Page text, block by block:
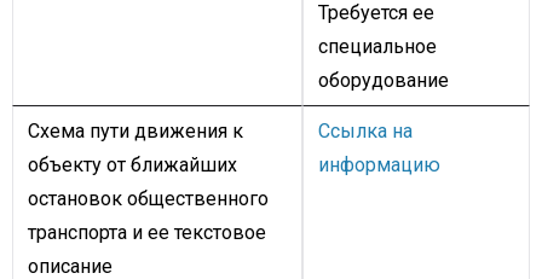
Требуется ее
специальное
оборудование
Схема пути движения к
объекту от ближайших
остановок общественного
транспорта и ее текстовое
описание
Ссылка на
информацию